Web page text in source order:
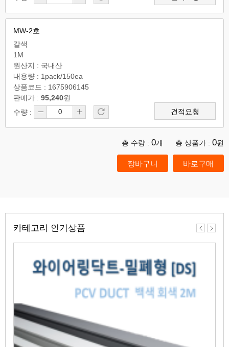
MW-2호
갈색
1M
원산지 : 국내산
내용량 : 1pack/150ea
상품코드 : 1675906145
판매가 : 95,240원
수량 :
견적요청
총 수량 : 0개 총 상품가 : 0원
카테고리 인기상품
이
다